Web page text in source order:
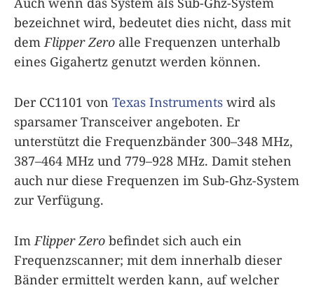
bezeichnet wird, bedeutet dies nicht, dass mit
demFlipper Zero alle Frequenzen unterhalb
eines Gigahertz genutzt werden können.
Der CC1101 von Texas Instruments wird als
sparsamer Transceiver angeboten. Er
unterstützt die Frequenzbänder 300–348 MHz,
387–464 MHz und 779–928 MHz. Damit stehen
auch nur diese Frequenzen im Sub-Ghz-System
zur Verfügung.
ImFlipper Zero befindet sich auch ein
Frequenzscanner; mit dem innerhalb dieser
Bänder ermittelt werden kann, auf welcher